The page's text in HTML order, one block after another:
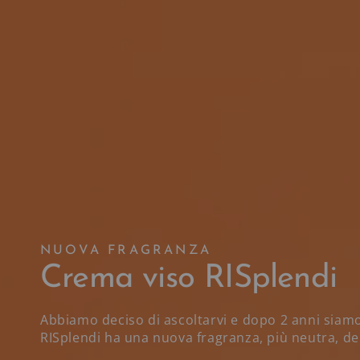
NUOVA FRAGRANZA
Crema viso RISplendi
Abbiamo deciso di ascoltarvi e dopo 2 anni
RISplendi ha una nuova fragranza, più neutra,